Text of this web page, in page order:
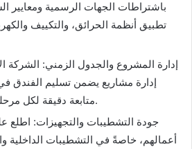
باشتراطات الجهات الرسمية ومعايير
تطبيق أنظمة الحرائق، والتكييف
إدارة المشروع والجدول الزمني: الشركة
إدارة مشاريع يضمن تسليم الفندق
متابعة دقيقة لكل مرحلة من مراحل التنفيذ.
جودة التشطيبات والتجهيزات: اطلع
أعمالهم، خاصةً في التشطيبات الداخلية